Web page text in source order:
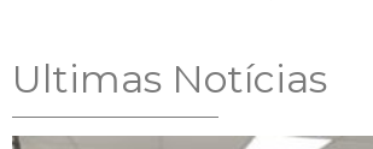
Ultimas Notícias